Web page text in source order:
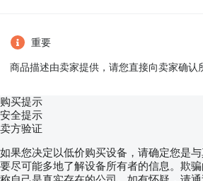
重要
商品描述由卖家提供，请您直接向卖家确认
购买提示
安全提示
卖方验证
如果您决定以低价购买设备，请确定您是
要尽可能多地了解设备所有者的信息。欺